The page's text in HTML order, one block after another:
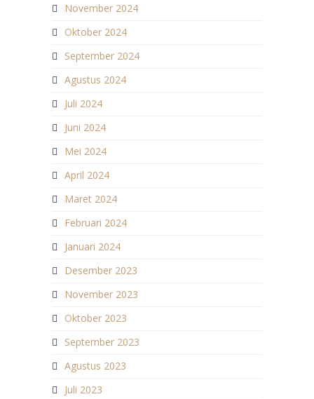
November 2024
Oktober 2024
September 2024
Agustus 2024
Juli 2024
Juni 2024
Mei 2024
April 2024
Maret 2024
Februari 2024
Januari 2024
Desember 2023
November 2023
Oktober 2023
September 2023
Agustus 2023
Juli 2023